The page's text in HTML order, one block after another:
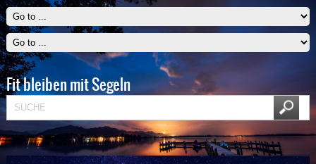
Fit bleiben mit Segeln